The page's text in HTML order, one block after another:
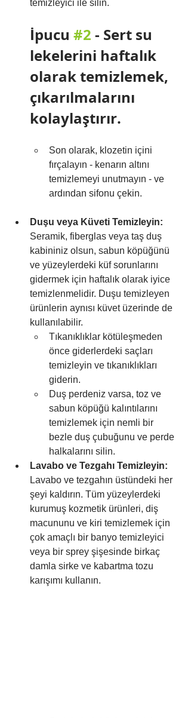
temizleyici ile silin.
İpucu #2 - Sert su
lekelerini haftalık
olarak temizlemek,
çıkarılmalarını
kolaylaştırır.
Son olarak, klozetin içini
fırçalayın - kenarın altını
temizlemeyi unutmayın - ve
ardından sifonu çekin.
Duşu veya Küveti Temizleyin:
Seramik, fiberglas veya taş duş
kabininiz olsun, sabun köpüğünü
ve yüzeylerdeki küf sorunlarını
gidermek için haftalık olarak iyice
temizlenmelidir. Duşu temizleyen
ürünlerin aynısı küvet üzerinde de
kullanılabilir.
Tıkanıklıklar kötüleşmeden
önce giderlerdeki saçları
temizleyin ve tıkanıklıkları
giderin.
Duş perdeniz varsa, toz ve
sabun köpüğü kalıntılarını
temizlemek için nemli bir
bezle duş çubuğunu ve perde
halkalarını silin.
Lavabo ve Tezgahı Temizleyin:
Lavabo ve tezgahın üstündeki her
şeyi kaldırın. Tüm yüzeylerdeki
kurumuş kozmetik ürünleri, diş
macununu ve kiri temizlemek için
çok amaçlı bir banyo temizleyici
veya bir sprey şişesinde birkaç
damla sirke ve kabartma tozu
karışımı kullanın.